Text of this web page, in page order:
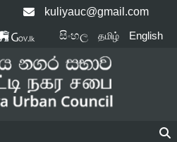
kuliyauc@gmail.com
සිංහල தமிழ் English